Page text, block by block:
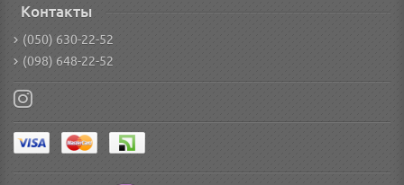
Контакты
(050) 630-22-52
(098) 648-22-52